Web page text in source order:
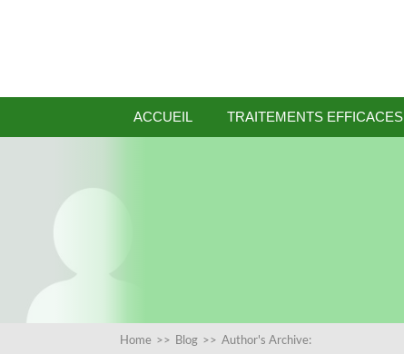
ACCUEIL TRAITEMENTS EFFICACES
Home >> Blog >> Author's Archive: